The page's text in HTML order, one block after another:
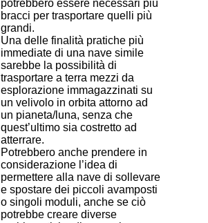
potrebbero essere necessari più
bracci per trasportare quelli più
grandi.
Una delle finalità pratiche più
immediate di una nave simile
sarebbe la possibilità di
trasportare a terra mezzi da
esplorazione immagazzinati su
un velivolo in orbita attorno ad
un pianeta/luna, senza che
quest’ultimo sia costretto ad
atterrare.
Potrebbero anche prendere in
considerazione l’idea di
permettere alla nave di sollevare
e spostare dei piccoli avamposti
o singoli moduli, anche se ciò
potrebbe creare diverse